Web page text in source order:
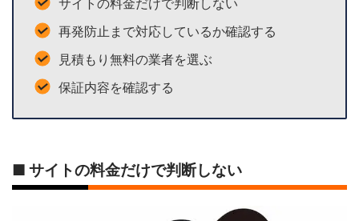
サイトの料金だけで判断しない
再発防止まで対応しているか確認する
見積もり無料の業者を選ぶ
保証内容を確認する
■ サイトの料金だけで判断しない